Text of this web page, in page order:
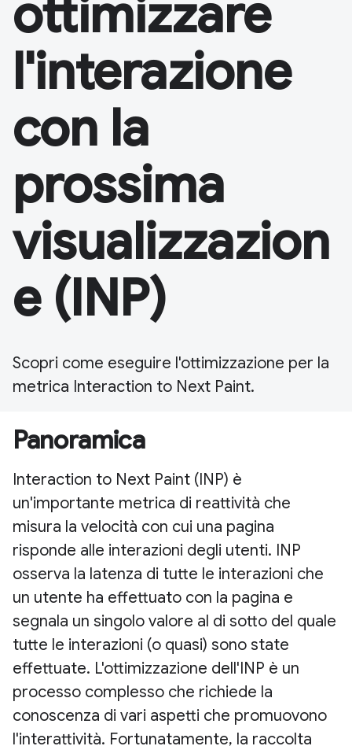
ottimizzare
l'interazione
con la
prossima
visualizzazion
e (INP)
Scopri come eseguire l'ottimizzazione per la
metrica Interaction to Next Paint.
Panoramica
Interaction to Next Paint (INP) è
un'importante metrica di reattività che
misura la velocità con cui una pagina
risponde alle interazioni degli utenti. INP
osserva la latenza di tutte le interazioni che
un utente ha effettuato con la pagina e
segnala un singolo valore al di sotto del quale
tutte le interazioni (o quasi) sono state
effettuate. L'ottimizzazione dell'INP è un
processo complesso che richiede la
conoscenza di vari aspetti che promuovono
l'interattività. Fortunatamente, la raccolta